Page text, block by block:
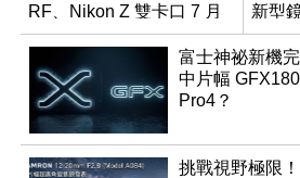
RF、Nikon Z 雙卡口 7 月
同步登台
新型
富士神祕新機
中片幅
Pro4？
挑戰視野極限